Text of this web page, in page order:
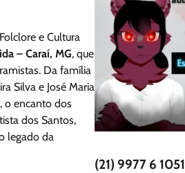
e Cultura
– Caraí, MG, que
Da família
Silva e José Maria
o encanto dos
dos Santos,
legado da
(21) 9977 6 1051